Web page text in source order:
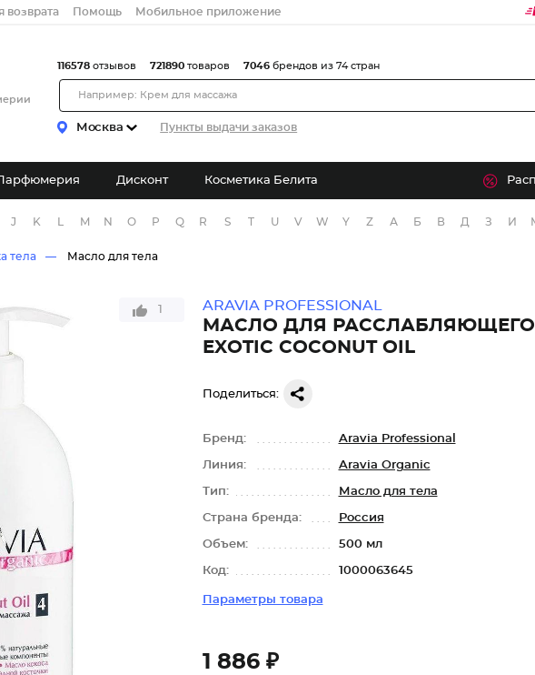
возврата Помощь Мобильное приложение
Москва Пункты выдачи заказов
116578 отзывов 721890 товаров 7046 брендов из 74 стран
Дисконт Косметика Белита
J K M N O P Q R S T U V W Y Z А Б В Д З И
тела Масло для тела
1 ARAVIA PROFESSIONAL
МАСЛО ДЛЯ
EXOTIC COCONUT OIL
Поделиться:
Бренд: Aravia Professional
Линия: Aravia Organic
Тип: Масло для тела
Страна бренда: Россия
Объем: 500 мл
Код: 1000063645
Параметры товара
1 886 ₽